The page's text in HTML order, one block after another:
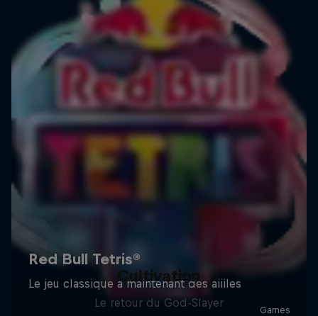
Cultivation
Le retour du God-Slayer